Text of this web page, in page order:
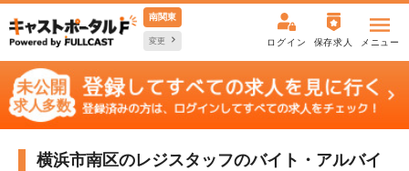
南関東
変更 ログイン 保存求人 メニュー
横浜市南区のレジスタッフのバイト・アルバイ